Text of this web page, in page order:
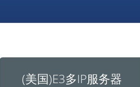
(美国)E3多IP服务器